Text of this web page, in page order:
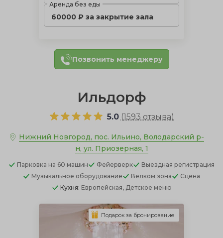
Аренда без еды
60000 ₽ за закрытие зала
Позвонить менеджеру
Ильдорф
5.0 (1593 отзыва)
Нижний Новгород, пос. Ильино, Володарский р-
н, ул. Приозерная, 1
Парковка на 60 машин Фейерверк
Выездная регистрация
Музыкальное оборудование
Велком зона
Сцена
Кухня: Европейская, Детское меню
Подарок за бронирование